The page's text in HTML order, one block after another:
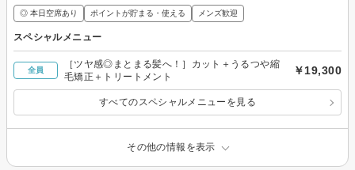
◎ 本日空席あり ポイントが貯まる・使える メンズ歓迎
スペシャルメニュー
全員
［ツヤ感◎まとまる髪へ！］カット＋うるつや縮
毛矯正＋トリートメント
￥19,300
すべてのスペシャルメニューを見る
その他の情報を表示